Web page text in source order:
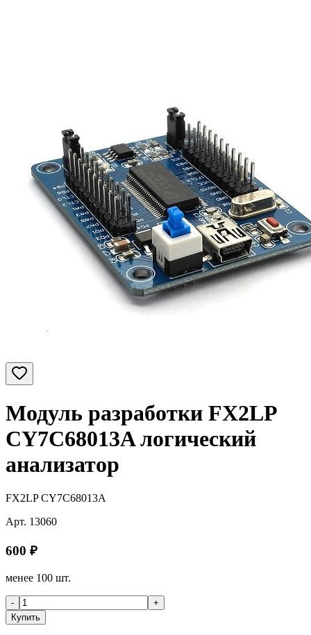
Модуль разработки FX2LP
CY7C68013A логический
анализатор
FX2LP CY7C68013A
Арт. 13060
600 ₽
менее 100 шт.
-
+
Купить